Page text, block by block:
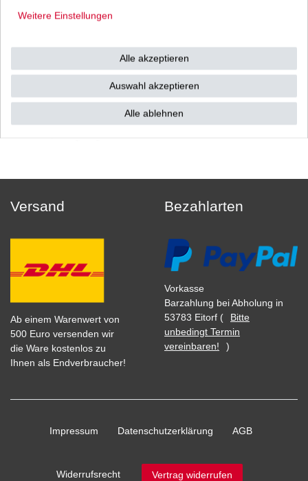
Stator Lichtmaschine Yamaha FZR 400 RR 3TJ
4DX 1990 - 1994
inkl. ges. MwSt.zzgl.
Versand
Ab einem Warenwert von
500 Euro versenden wir
die Ware kostenlos zu
Ihnen als Endverbraucher!
Bezahlarten
Vorkasse
Barzahlung bei Abholung in
53783 Eitorf (
Bitte
unbedingt Termin
vereinbaren!
)
Impressum Daten­schutz­erklärung AGB
Widerrufs­recht Vertrag widerrufen
Weitere Einstellungen
Alle akzeptieren
Auswahl akzeptieren
Alle ablehnen